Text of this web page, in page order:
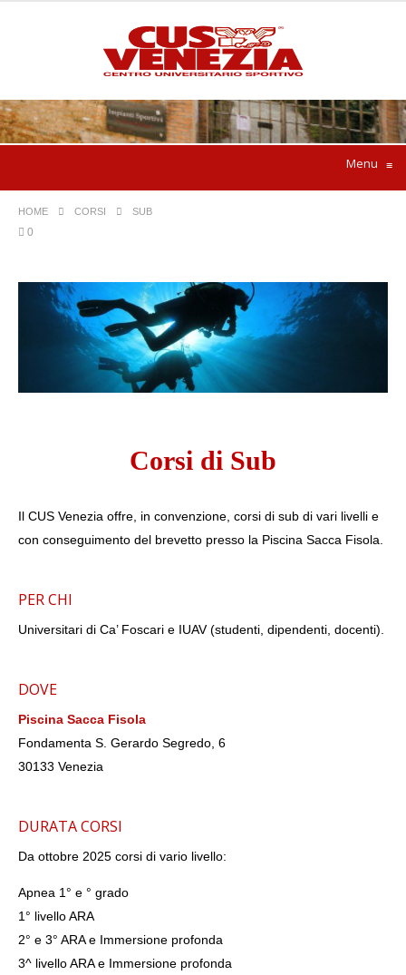
Menu ≡
HOME CORSI SUB
0
SUB
2017
info@cusvenezia.it
Corsi di Sub
Il CUS Venezia offre, in convenzione, corsi di sub di vari livelli e
con conseguimento del brevetto presso la Piscina Sacca Fisola.
PER CHI
Universitari di Ca’ Foscari e IUAV (studenti, dipendenti, docenti).
DOVE
Piscina Sacca Fisola
Fondamenta S. Gerardo Segredo, 6
30133 Venezia
DURATA CORSI
Da ottobre 2025 corsi di vario livello:
Apnea 1° e ° grado
1° livello ARA
2° e 3° ARA e Immersione profonda
3^ livello ARA e Immersione profonda